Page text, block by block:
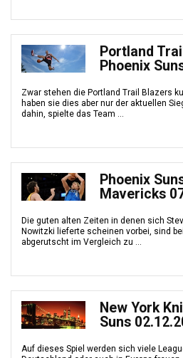
Portland
Phoenix
Zwar stehen die Portland Trail Blazers
haben sie dies aber nur der aktuellen
dahin, spielte das Team ...
Phoenix
Mavericks
Die guten alten Zeiten in denen sich
Nowitzki lieferte scheinen vorbei, sind
abgerutscht im Vergleich zu ...
New York
Suns
Auf dieses Spiel werden sich viele